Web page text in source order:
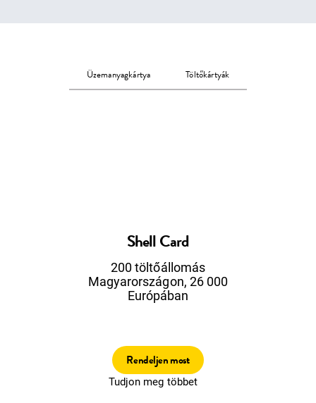
Üzemanyagkártya Töltőkártyák
Shell Card
200 töltőállomás
Magyarországon, 26 000
Európában
Rendeljen most
Tudjon meg többet